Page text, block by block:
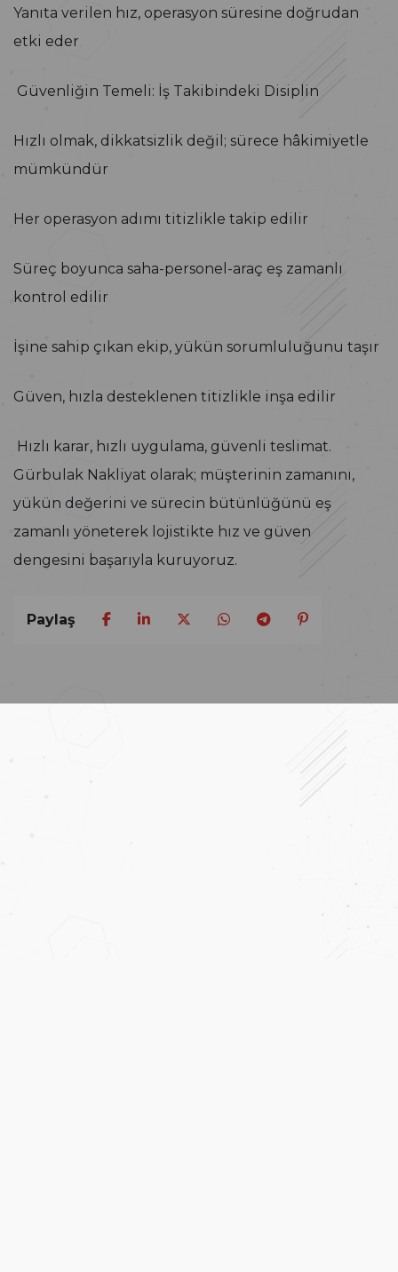
Yanıta verilen hız, operasyon süresine doğrudan
etki eder
Güvenliğin Temeli: İş Takibindeki Disiplin
Hızlı olmak, dikkatsizlik değil; sürece hâkimiyetle
mümkündür
Her operasyon adımı titizlikle takip edilir
Süreç boyunca saha-personel-araç eş zamanlı
kontrol edilir
İşine sahip çıkan ekip, yükün sorumluluğunu taşır
Güven, hızla desteklenen titizlikle inşa edilir
Hızlı karar, hızlı uygulama, güvenli teslimat.
Gürbulak Nakliyat olarak; müşterinin zamanını,
yükün değerini ve sürecin bütünlüğünü eş
zamanlı yöneterek lojistikte hız ve güven
dengesini başarıyla kuruyoruz.
Paylaş